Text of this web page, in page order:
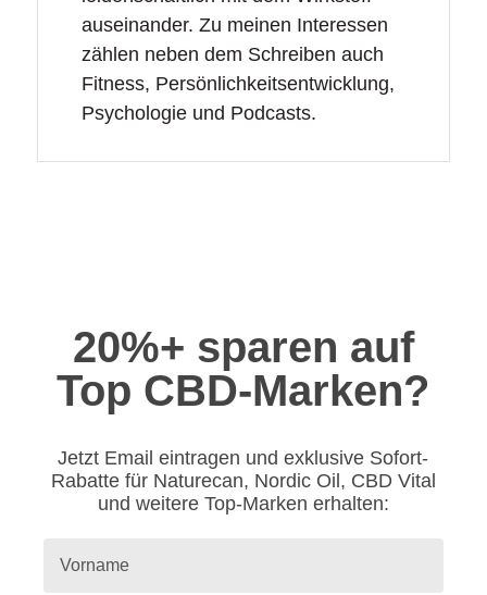
auseinander. Zu meinen Interessen
zählen neben dem Schreiben auch
Fitness, Persönlichkeitsentwicklung,
Psychologie und Podcasts.
20%+ sparen auf
Top CBD-Marken?
Jetzt Email eintragen und exklusive Sofort-
Rabatte für Naturecan, Nordic Oil, CBD Vital
und weitere Top-Marken erhalten: